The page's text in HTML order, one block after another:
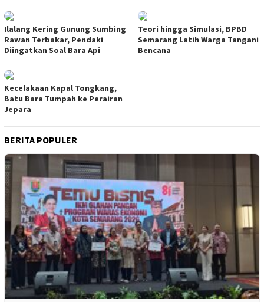
Ilalang Kering Gunung Sumbing
Rawan Terbakar, Pendaki
Diingatkan Soal Bara Api
Teori hingga Simulasi, BPBD
Semarang Latih Warga Tangani
Bencana
Kecelakaan Kapal Tongkang,
Batu Bara Tumpah ke Perairan
Jepara
BERITA POPULER